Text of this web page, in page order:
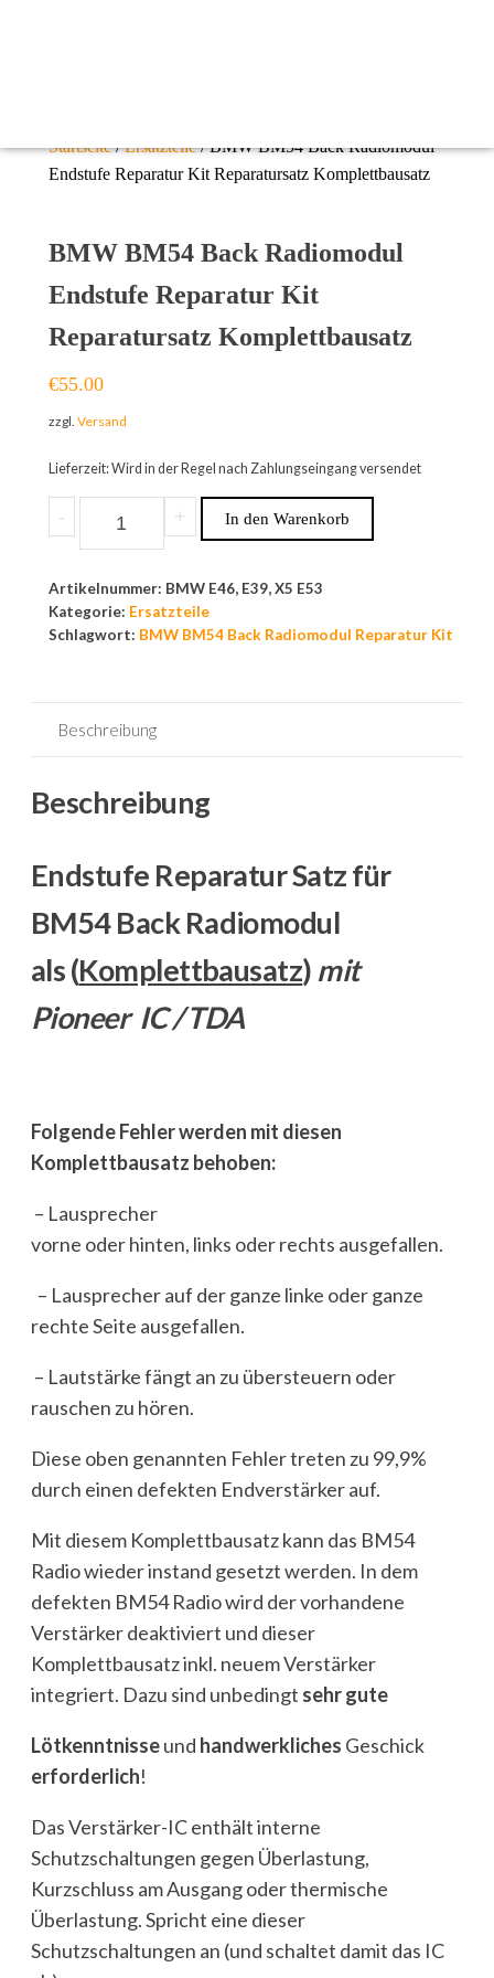
Startseite/Ersatzteile/ BMW BM54 Back Radiomodul
Endstufe Reparatur Kit Reparatursatz Komplettbausatz
BMW BM54 Back Radiomodul
Endstufe Reparatur Kit
Reparatursatz Komplettbausatz
€55.00
zzgl. Versand
Lieferzeit: Wird in der Regel nach Zahlungseingang versendet
- + In den Warenkorb
Artikelnummer: BMW E46, E39, X5 E53
Kategorie: Ersatzteile
Schlagwort: BMW BM54 Back Radiomodul Reparatur Kit
Beschreibung
Beschreibung
Endstufe Reparatur Satz für
BM54 Back Radiomodul
als (Komplettbausatz) mit
Pioneer IC / TDA
Folgende Fehler werden mit diesen
Komplettbausatz behoben:
– Lausprecher
vorne oder hinten, links oder rechts ausgefallen.
– Lausprecher auf der ganze linke oder ganze
rechte Seite ausgefallen.
– Lautstärke fängt an zu übersteuern oder
rauschen zu hören.
Diese oben genannten Fehler treten zu 99,9%
durch einen defekten Endverstärker auf.
Mit diesem Komplettbausatz kann das BM54
Radio wieder instand gesetzt werden. In dem
defekten BM54 Radio wird der vorhandene
Verstärker deaktiviert und dieser
Komplettbausatz inkl. neuem Verstärker
integriert. Dazu sind unbedingt sehr gute
Lötkenntnisseund handwerkliches Geschick
erforderlich!
Das Verstärker-IC enthält interne
Schutzschaltungen gegen Überlastung,
Kurzschluss am Ausgang oder thermische
Überlastung. Spricht eine dieser
Schutzschaltungen an (und schaltet damit das IC